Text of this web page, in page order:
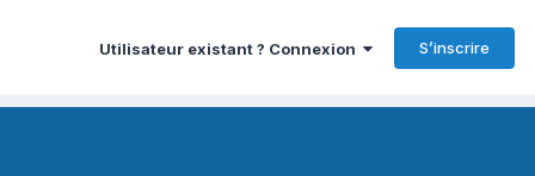
Utilisateur existant ? Connexion S’inscrire